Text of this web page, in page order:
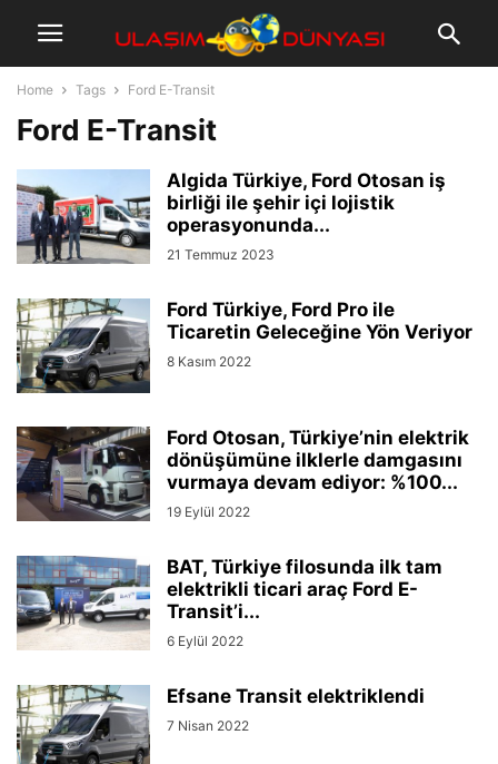
Home Tags Ford E-Transit
Ford E-Transit
Algida Türkiye, Ford Otosan iş
birliği ile şehir içi lojistik
operasyonunda...
21 Temmuz 2023
Ford Türkiye, Ford Pro ile
Ticaretin Geleceğine Yön Veriyor
8 Kasım 2022
Ford Otosan, Türkiye’nin elektrik
dönüşümüne ilklerle damgasını
vurmaya devam ediyor: %100...
19 Eylül 2022
BAT, Türkiye filosunda ilk tam
elektrikli ticari araç Ford E-
Transit’i...
6 Eylül 2022
Efsane Transit elektriklendi
7 Nisan 2022